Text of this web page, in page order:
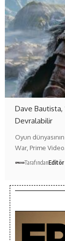
Dave Bautista,
Devralabilir
Oyun
War, Prime
TarafındanEditör